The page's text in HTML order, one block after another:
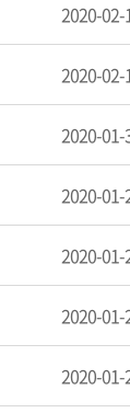
2020-02-
2020-02-
2020-01-
2020-01-
2020-01-
2020-01-
2020-01-